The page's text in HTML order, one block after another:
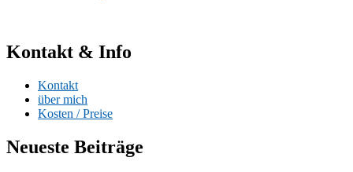
Kontakt & Info
Kontakt
über mich
Kosten / Preise
Neueste Beiträge